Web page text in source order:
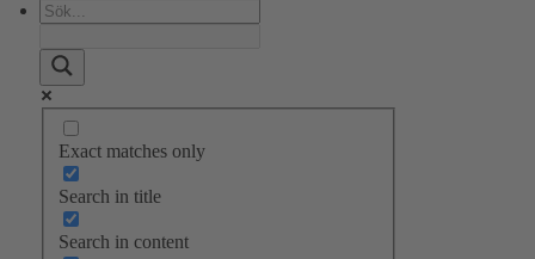
Exact matches only
Search in title
Search in content